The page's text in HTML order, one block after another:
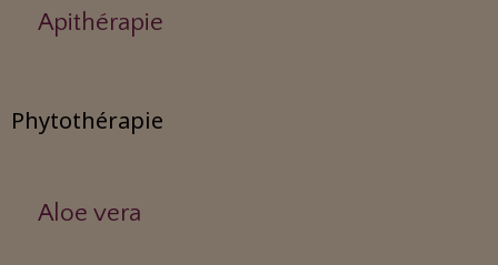
Apithérapie
Phytothérapie
Aloe vera